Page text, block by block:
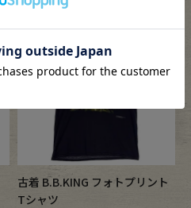
古着 B.B.KING フォトプリント
Tシャツ